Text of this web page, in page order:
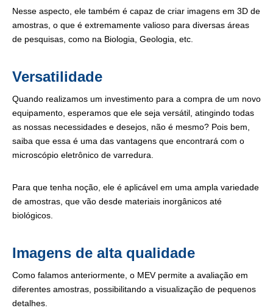
Nesse aspecto, ele também é capaz de criar imagens em 3D de
amostras, o que é extremamente valioso para diversas áreas
de pesquisas, como na Biologia, Geologia, etc.
Versatilidade
Quando realizamos um investimento para a compra de um novo
equipamento, esperamos que ele seja versátil, atingindo todas
as nossas necessidades e desejos, não é mesmo? Pois bem,
saiba que essa é uma das vantagens que encontrará com o
microscópio eletrônico de varredura.
Para que tenha noção, ele é aplicável em uma ampla variedade
de amostras, que vão desde materiais inorgânicos até
biológicos.
Imagens de alta qualidade
Como falamos anteriormente, o MEV permite a avaliação em
diferentes amostras, possibilitando a visualização de pequenos
detalhes.